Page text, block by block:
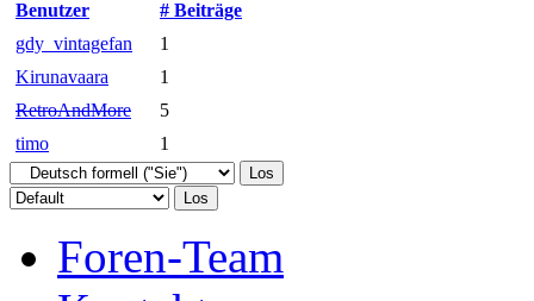
Gesamtanzahl der Beiträge: 8
Benutzer
# Beiträge
gdy_vintagefan
1
Kirunavaara
1
RetroAndMore
5
timo
1